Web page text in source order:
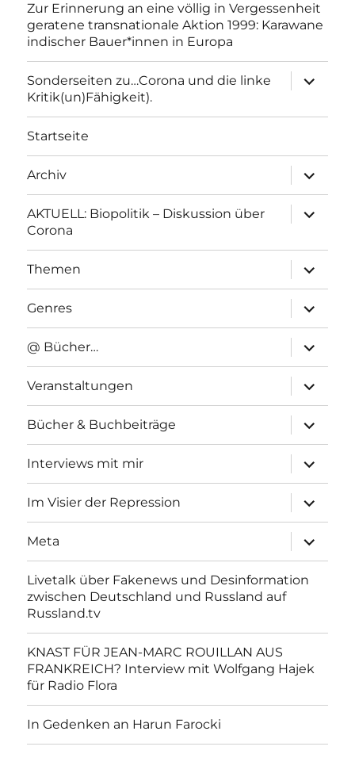
Zur Erinnerung an eine völlig in Vergessenheit
geratene transnationale Aktion 1999: Karawane
indischer Bauer*innen in Europa
Sonderseiten zu…Corona und die linke
Kritik(un)Fähigkeit).
anzeigen
Startseite
Archiv
anzeigen
AKTUELL: Biopolitik – Diskussion über
Corona
anzeigen
Themen
anzeigen
Genres
anzeigen
@ Bücher…
anzeigen
Veranstaltungen
anzeigen
Bücher & Buchbeiträge
anzeigen
Interviews mit mir
anzeigen
Im Visier der Repression
anzeigen
Meta
anzeigen
Livetalk über Fakenews und Desinformation
zwischen Deutschland und Russland auf
Russland.tv
KNAST FÜR JEAN-MARC ROUILLAN AUS
FRANKREICH? Interview mit Wolfgang Hajek
für Radio Flora
In Gedenken an Harun Farocki